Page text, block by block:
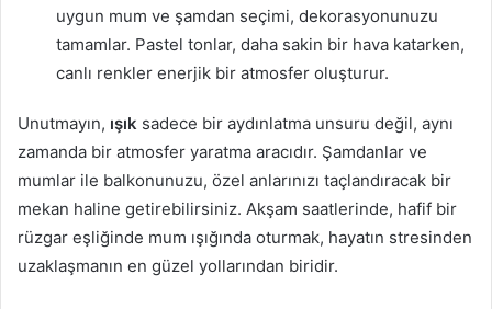
uygun mum ve şamdan seçimi, dekorasyonunuzu
tamamlar. Pastel tonlar, daha sakin bir hava katarken,
canlı renkler enerjik bir atmosfer oluşturur.
Unutmayın, ışık sadece bir aydınlatma unsuru değil, aynı
zamanda bir atmosfer yaratma aracıdır. Şamdanlar ve
mumlar ile balkonunuzu, özel anlarınızı taçlandıracak bir
mekan haline getirebilirsiniz. Akşam saatlerinde, hafif bir
rüzgar eşliğinde mum ışığında oturmak, hayatın stresinden
uzaklaşmanın en güzel yollarından biridir.